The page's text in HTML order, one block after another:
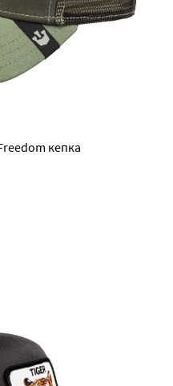
кепка